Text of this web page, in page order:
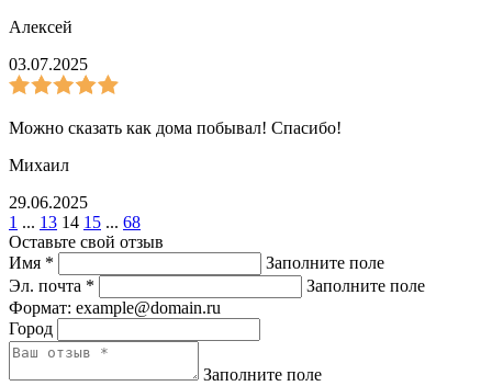
Алексей
03.07.2025
Можно сказать как дома побывал! Спасибо!
Михаил
29.06.2025
1 ... 13 14 15 ... 68
Оставьте свой отзыв
Имя *
Заполните поле
Эл. почта *
Заполните поле
Формат: example@domain.ru
Город
Заполните поле